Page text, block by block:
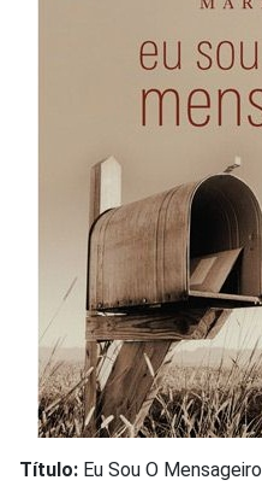
Título: Eu Sou O Mensageiro